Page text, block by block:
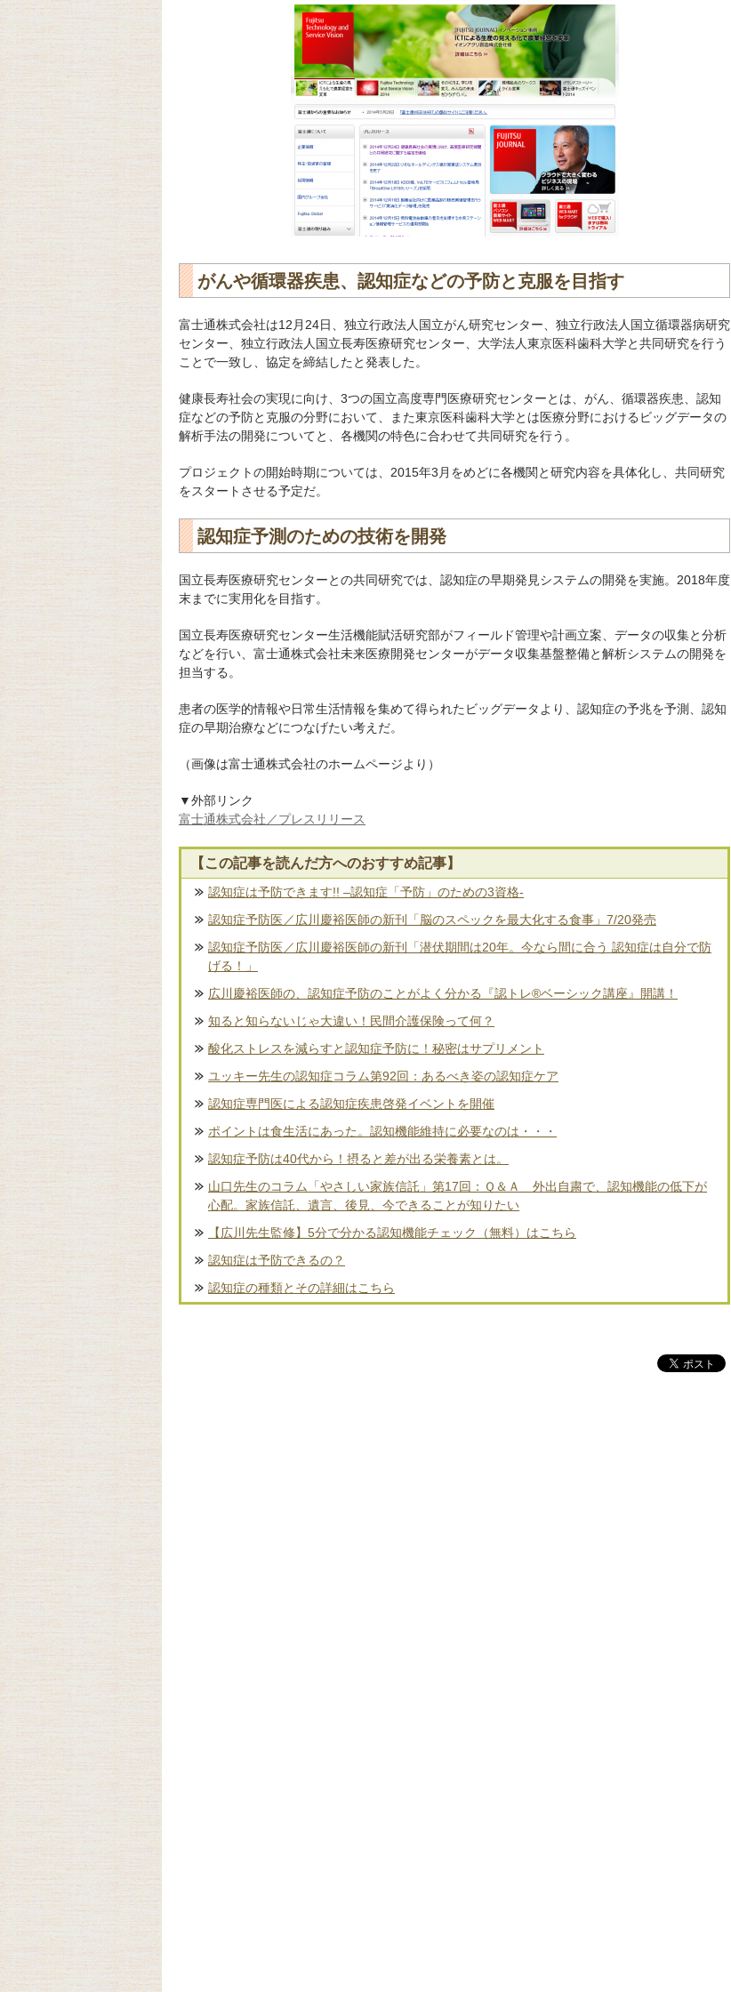
がんや循環器疾患、認知症などの予防と克服を目指す
富士通株式会社は12月24日、独立行政法人国立がん研究センター、独立行政法人国立循環器病研究
センター、独立行政法人国立長寿医療研究センター、大学法人東京医科歯科大学と共同研究を行う
ことで一致し、協定を締結したと発表した。
健康長寿社会の実現に向け、3つの国立高度専門医療研究センターとは、がん、循環器疾患、認知
症などの予防と克服の分野において、また東京医科歯科大学とは医療分野におけるビッグデータの
解析手法の開発についてと、各機関の特色に合わせて共同研究を行う。
プロジェクトの開始時期については、2015年3月をめどに各機関と研究内容を具体化し、共同研究
をスタートさせる予定だ。
認知症予測のための技術を開発
国立長寿医療研究センターとの共同研究では、認知症の早期発見システムの開発を実施。2018年度
末までに実用化を目指す。
国立長寿医療研究センター生活機能賦活研究部がフィールド管理や計画立案、データの収集と分析
などを行い、富士通株式会社未来医療開発センターがデータ収集基盤整備と解析システムの開発を
担当する。
患者の医学的情報や日常生活情報を集めて得られたビッグデータより、認知症の予兆を予測、認知
症の早期治療などにつなげたい考えだ。
（画像は富士通株式会社のホームページより）
▼外部リンク
富士通株式会社／プレスリリース
【この記事を読んだ方へのおすすめ記事】
認知症は予防できます!! –認知症「予防」のための3資格-
認知症予防医／広川慶裕医師の新刊「脳のスペックを最大化する食事」7/20発売
認知症予防医／広川慶裕医師の新刊「潜伏期間は20年。今なら間に合う 認知症は自分で防
げる！」
広川慶裕医師の、認知症予防のことがよく分かる『認トレ®️ベーシック講座』開講！
知ると知らないじゃ大違い！民間介護保険って何？
酸化ストレスを減らすと認知症予防に！秘密はサプリメント
ユッキー先生の認知症コラム第92回：あるべき姿の認知症ケア
認知症専門医による認知症疾患啓発イベントを開催
ポイントは食生活にあった。認知機能維持に必要なのは・・・
認知症予防は40代から！摂ると差が出る栄養素とは。
山口先生のコラム「やさしい家族信託」第17回：Ｑ＆Ａ 外出自粛で、認知機能の低下が
心配。家族信託、遺言、後見、今できることが知りたい
【広川先生監修】5分で分かる認知機能チェック（無料）はこちら
認知症は予防できるの？
認知症の種類とその詳細はこちら